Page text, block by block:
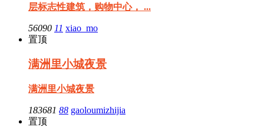
层标志性建筑，购物中心， ...
56090 11 xiao_mo
置顶
满洲里小城夜景
满洲里小城夜景
183681 88 gaoloumizhijia
置顶